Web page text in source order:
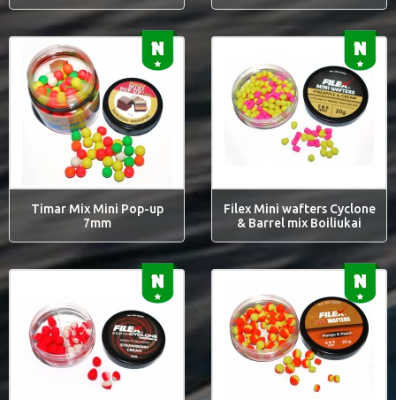
Timar Mix Mini Pop-up
7mm
Filex Mini wafters Cyclone
& Barrel mix Boiliukai